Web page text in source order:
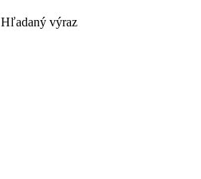
Hľadaný výraz